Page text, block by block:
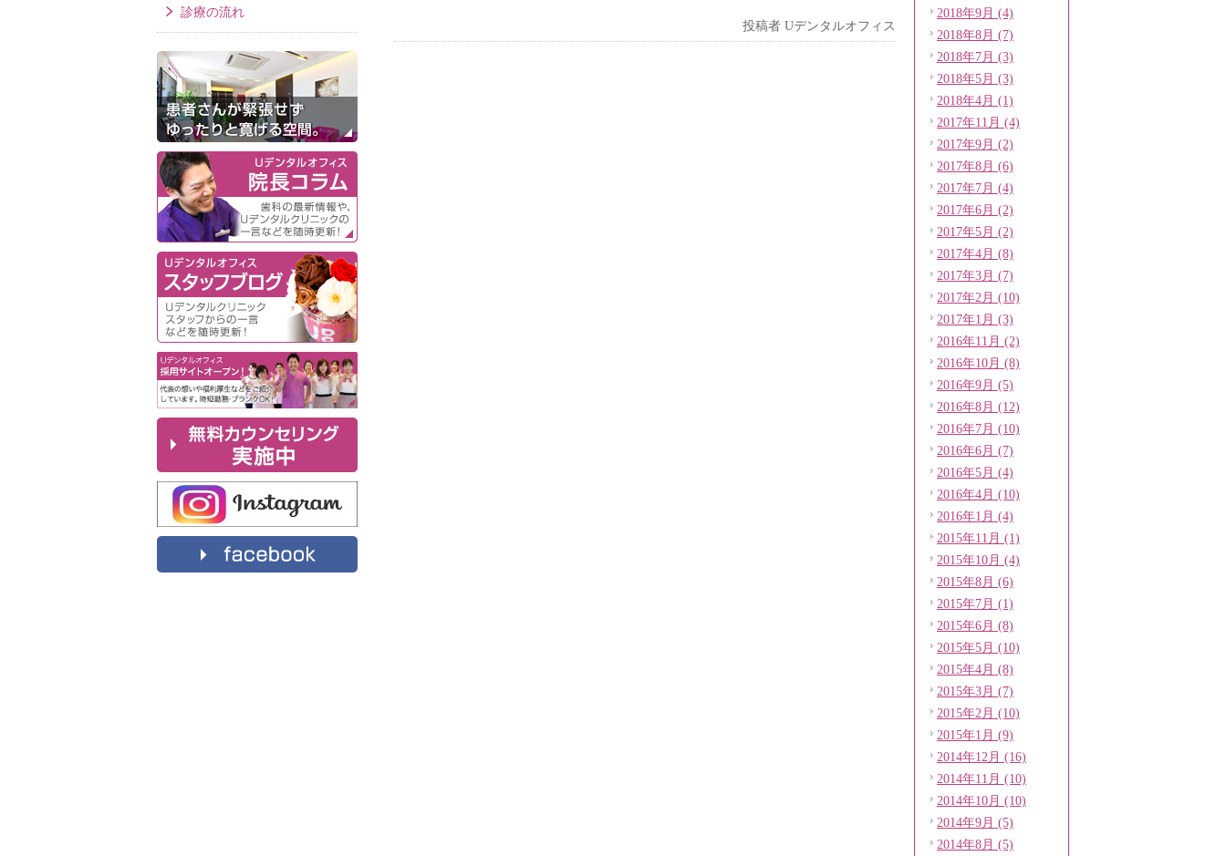
投稿者 Uデンタルオフィス
2018年9月 (4)
2018年8月 (7)
2018年7月 (3)
2018年5月 (3)
2018年4月 (1)
2017年11月 (4)
2017年9月 (2)
2017年8月 (6)
2017年7月 (4)
2017年6月 (2)
2017年5月 (2)
2017年4月 (8)
2017年3月 (7)
2017年2月 (10)
2017年1月 (3)
2016年11月 (2)
2016年10月 (8)
2016年9月 (5)
2016年8月 (12)
2016年7月 (10)
2016年6月 (7)
2016年5月 (4)
2016年4月 (10)
2016年1月 (4)
2015年11月 (1)
2015年10月 (4)
2015年8月 (6)
2015年7月 (1)
2015年6月 (8)
2015年5月 (10)
2015年4月 (8)
2015年3月 (7)
2015年2月 (10)
2015年1月 (9)
2014年12月 (16)
2014年11月 (10)
2014年10月 (10)
2014年9月 (5)
2014年8月 (5)
診療の流れ